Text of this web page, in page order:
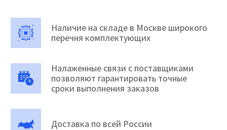
Наличие на складе в Москве широкого
перечня комплектующих
Налаженные связи с поставщиками
позволяют гарантировать точные
сроки выполнения заказов
Доставка по всей России